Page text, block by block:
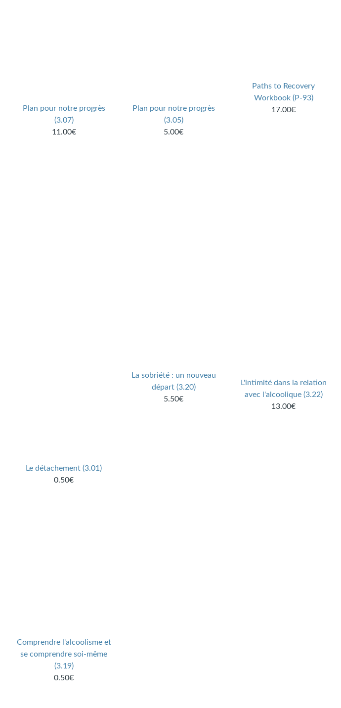
Plan pour notre progrès
(3.07)
11.00€
Plan pour notre progrès
(3.05)
5.00€
Paths to Recovery
Workbook (P-93)
17.00€
Le détachement (3.01)
0.50€
La sobriété : un nouveau
départ (3.20)
5.50€
L'intimité dans la relation
avec l'alcoolique (3.22)
13.00€
Comprendre l'alcoolisme et
se comprendre soi-même
(3.19)
0.50€